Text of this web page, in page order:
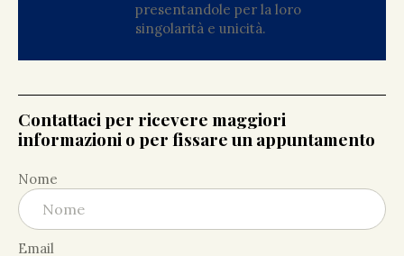
presentandole per la loro
singolarità e unicità.
Contattaci per ricevere maggiori
informazioni o per fissare un appuntamento
Nome
Email